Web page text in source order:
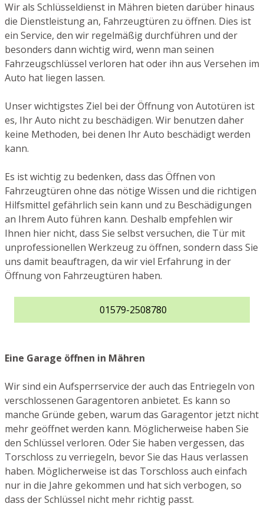
Wir als Schlüsseldienst in Mähren bieten darüber hinaus
die Dienstleistung an, Fahrzeugtüren zu öffnen. Dies ist
ein Service, den wir regelmäßig durchführen und der
besonders dann wichtig wird, wenn man seinen
Fahrzeugschlüssel verloren hat oder ihn aus Versehen im
Auto hat liegen lassen.
Unser wichtigstes Ziel bei der Öffnung von Autotüren ist
es, Ihr Auto nicht zu beschädigen. Wir benutzen daher
keine Methoden, bei denen Ihr Auto beschädigt werden
kann.
Es ist wichtig zu bedenken, dass das Öffnen von
Fahrzeugtüren ohne das nötige Wissen und die richtigen
Hilfsmittel gefährlich sein kann und zu Beschädigungen
an Ihrem Auto führen kann. Deshalb empfehlen wir
Ihnen hier nicht, dass Sie selbst versuchen, die Tür mit
unprofessionellen Werkzeug zu öffnen, sondern dass Sie
uns damit beauftragen, da wir viel Erfahrung in der
Öffnung von Fahrzeugtüren haben.
01579-2508780
Eine Garage öffnen in Mähren
Wir sind ein Aufsperrservice der auch das Entriegeln von
verschlossenen Garagentoren anbietet. Es kann so
manche Gründe geben, warum das Garagentor jetzt nicht
mehr geöffnet werden kann. Möglicherweise haben Sie
den Schlüssel verloren. Oder Sie haben vergessen, das
Torschloss zu verriegeln, bevor Sie das Haus verlassen
haben. Möglicherweise ist das Torschloss auch einfach
nur in die Jahre gekommen und hat sich verbogen, so
dass der Schlüssel nicht mehr richtig passt.